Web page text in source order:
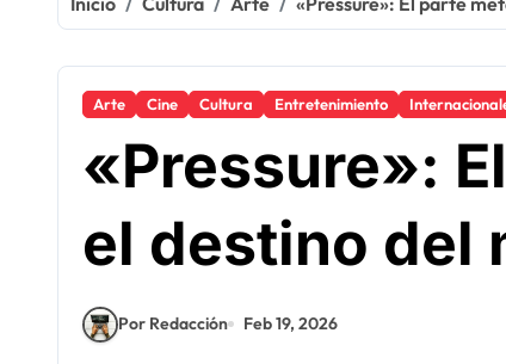
Arte Cine Cultura Entretenimiento
«Pressure»:
el destino del
Por Redacción Feb 19, 2026